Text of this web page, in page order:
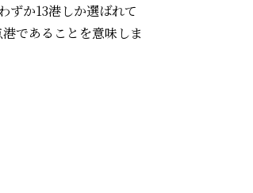
ずか13港しか選ばれて
であることを意味しま